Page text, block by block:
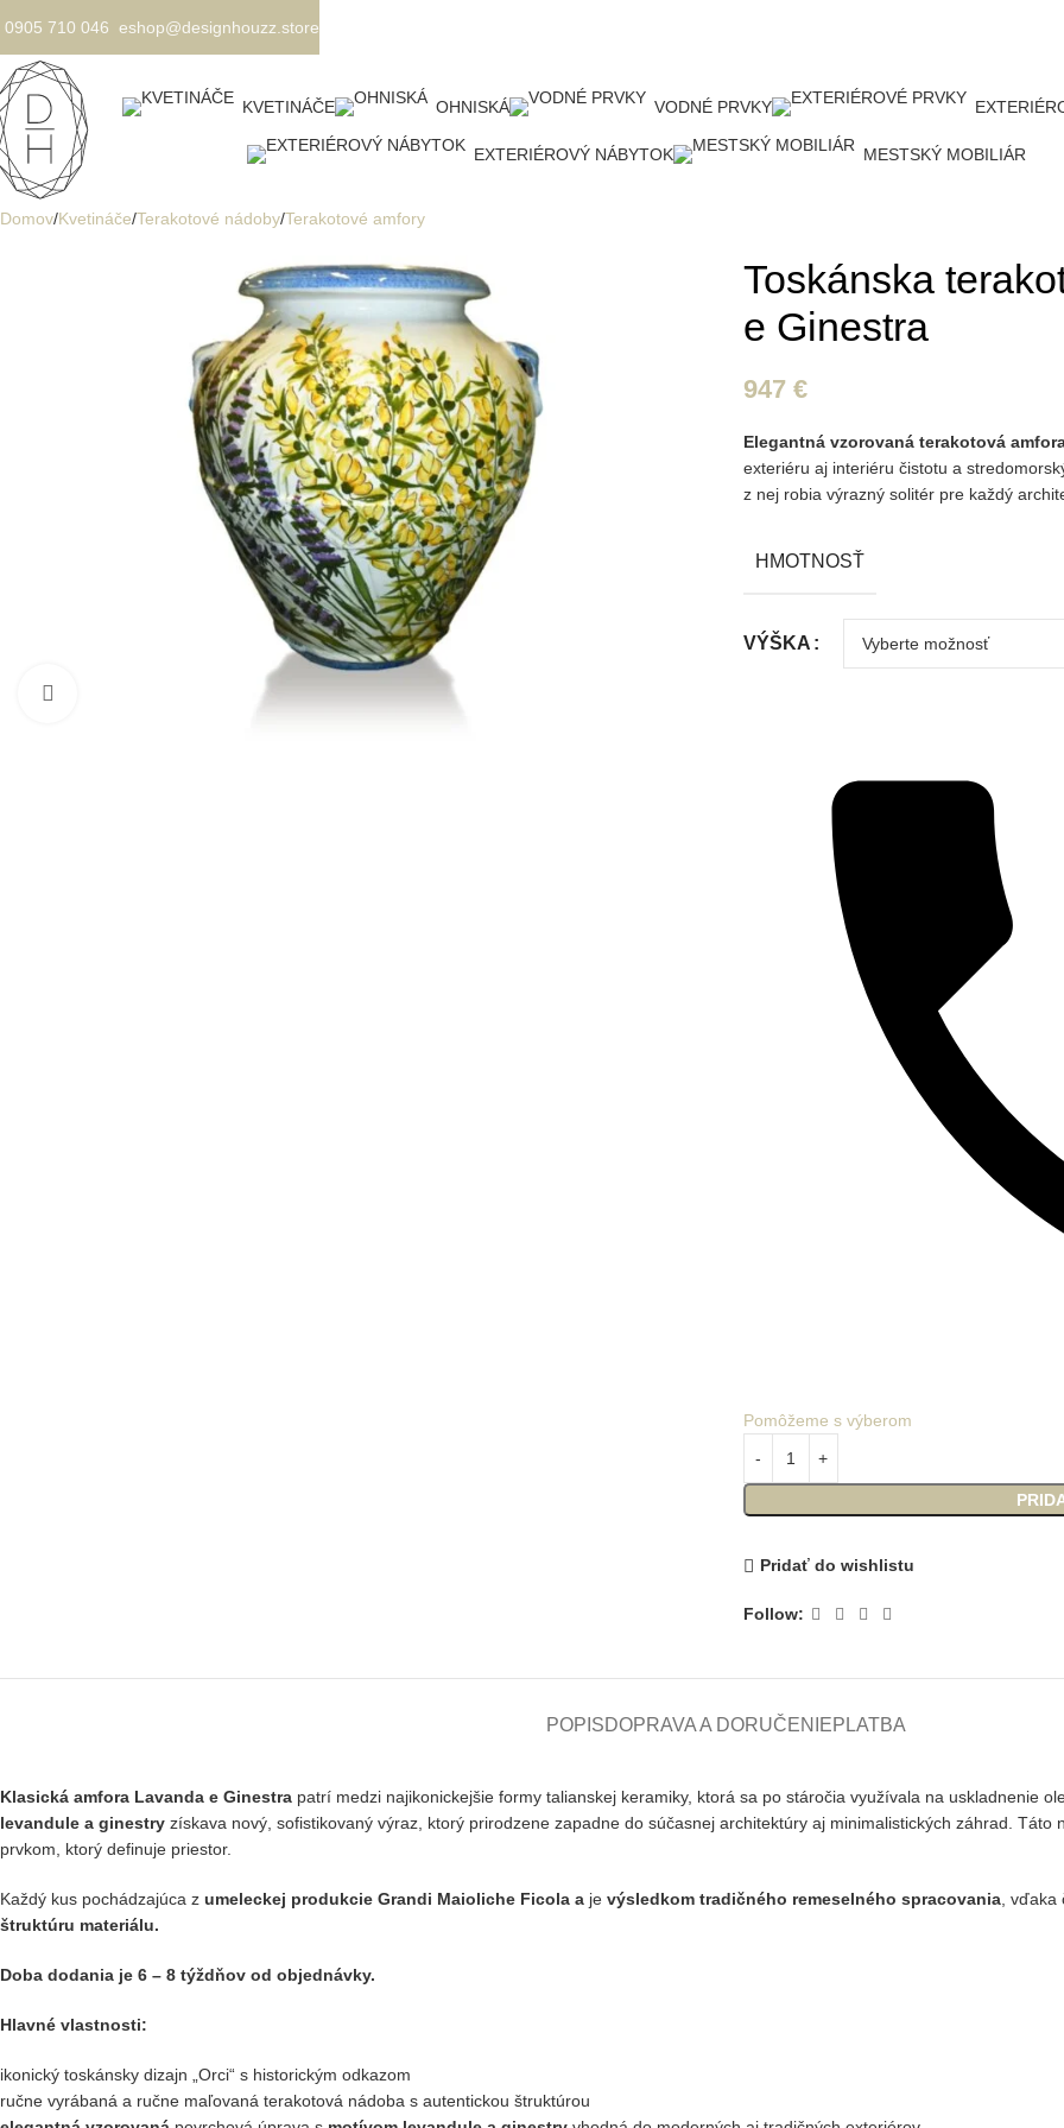
KVETINÁČE OHNISKÁ VODNÉ PRVKY
EXTERIÉROVÝ NÁBYTOK MESTSKÝ MOBILIÁR
Domov Kvetináče Terakotové nádoby Terakotové amfory
Toskánska
e Ginestra
947 €
Elegantná vzorovaná terakotová
exteriéru aj interiéru čistotu a
z nej robia výrazný solitér pre každý
HMOTNOSŤ
VÝŠKA
Pomôžeme s výberom
Pridať do wishlistu
Follow:
POPISDOPRAVA A DORUČENIEPLATBA
Klasická amfora Lavanda e Ginestra patrí medzi najikonickejšie formy talianskej keramiky, ktorá sa po stáročia využívala na uskladnenie
levandule a ginestry získava nový, sofistikovaný výraz, ktorý prirodzene zapadne do súčasnej architektúry aj minimalistických záhrad. Táto
prvkom, ktorý definuje priestor.
Každý kus pochádzajúca z umeleckej produkcie Grandi Maioliche Ficola a je výsledkom tradičného remeselného spracovania ,
štruktúru materiálu.
Doba dodania je 6 – 8 týždňov od objednávky.
Hlavné vlastnosti:
ikonický toskánsky dizajn „Orci“ s historickým odkazom
ručne vyrábaná a ručne maľovaná terakotová nádoba s autentickou štruktúrou
0905 710 046 eshop@designhouzz.store